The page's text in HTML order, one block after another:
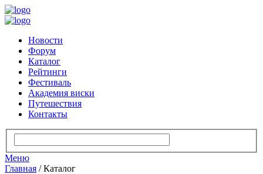
Новости
Форум
Каталог
Рейтинги
Фестиваль
Академия виски
Путешествия
Контакты
Меню
Главная /Каталог